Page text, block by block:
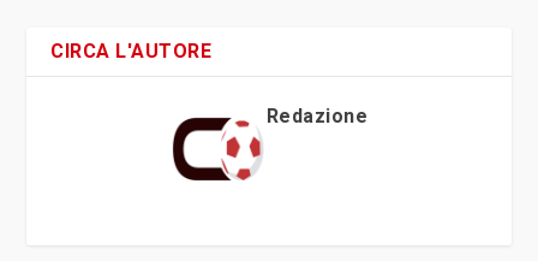
CIRCA L'AUTORE
Redazione